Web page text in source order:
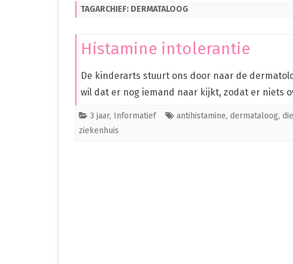
PREMATUUR IN HET ZIEKENHUIS
TAGARCHIEF: DERMATALOOG
Histamine intolerantie
De kinderarts stuurt ons door naar de
wil dat er nog iemand naar kijkt, zodat er niets
3 jaar, Informatief antihistamine, dermataloog,
ziekenhuis